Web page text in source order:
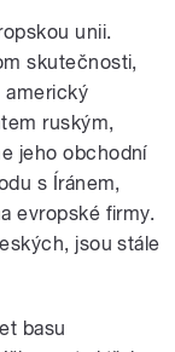
unii.
skutečnosti,
americký
ruským,
jeho obchodní
s Íránem,
evropské firmy.
jsou stále
basu